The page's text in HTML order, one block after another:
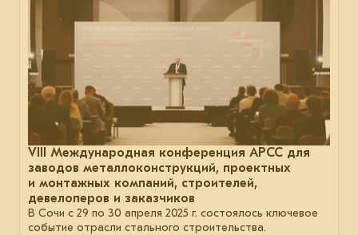
VIII Международная конференция АРСС для
заводов металлоконструкций, проектных
и монтажных компаний, строителей,
девелоперов и заказчиков
В Сочи с 29 по 30 апреля 2025 г. состоялось ключевое
событие отрасли стального строительства.